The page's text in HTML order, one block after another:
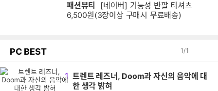
패션뷰티
6,500원(3장이상 구매시 무료배송)
PC BEST 1/1
1 트렌트 레즈너, Doom과 자신의 음악에 대
한 생각 밝혀